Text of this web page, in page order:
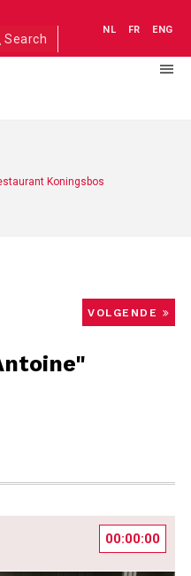
Search
NL FR ENG
Koningsbos
VOLGENDE
00:00:00